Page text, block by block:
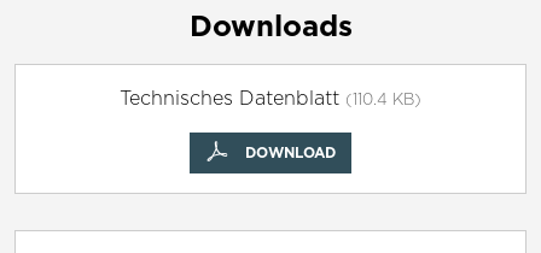
Downloads
Technisches Datenblatt (110.4 KB)
DOWNLOAD